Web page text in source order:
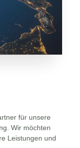
für unsere
Wir möchten
Leistungen und